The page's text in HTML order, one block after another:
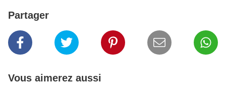
Partager
Vous aimerez aussi